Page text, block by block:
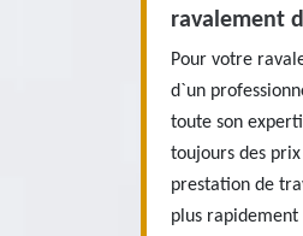
ravalement
Pour votre
d`un
toute son
toujours des
prestation de
plus rapidement